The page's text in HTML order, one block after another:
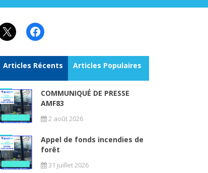
X Facebook
Articles Récents Articles Populaires
COMMUNIQUÉ DE PRESSE
AMF83
2 août 2026
Appel de fonds incendies de
forêt
31 juillet 2026